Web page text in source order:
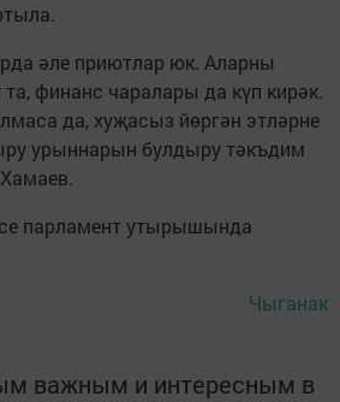
әле приютлар юк. Аларны
финанс чаралары да күп кирәк.
да, хуҗасыз йөргән этләрне
урыннарын булдыру тәкъдим
парламент утырышында
Чыганак
важным и интересным в